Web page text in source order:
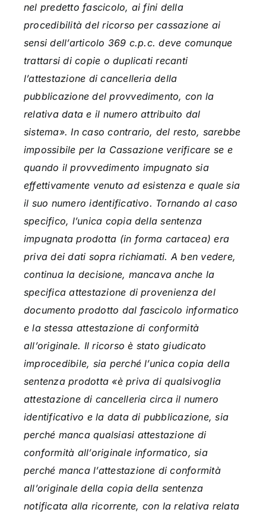
nel predetto fascicolo, ai fini della
procedibilità del ricorso per cassazione ai
sensi dell’articolo 369 c.p.c. deve comunque
trattarsi di copie o duplicati recanti
l’attestazione di cancelleria della
pubblicazione del provvedimento, con la
relativa data e il numero attribuito dal
sistema». In caso contrario, del resto, sarebbe
impossibile per la Cassazione verificare se e
quando il provvedimento impugnato sia
effettivamente venuto ad esistenza e quale sia
il suo numero identificativo. Tornando al caso
specifico, l’unica copia della sentenza
impugnata prodotta (in forma cartacea) era
priva dei dati sopra richiamati. A ben vedere,
continua la decisione, mancava anche la
specifica attestazione di provenienza del
documento prodotto dal fascicolo informatico
e la stessa attestazione di conformità
all’originale. Il ricorso è stato giudicato
improcedibile, sia perché l’unica copia della
sentenza prodotta «è priva di qualsivoglia
attestazione di cancelleria circa il numero
identificativo e la data di pubblicazione, sia
perché manca qualsiasi attestazione di
conformità all’originale informatico, sia
perché manca l’attestazione di conformità
all’originale della copia della sentenza
notificata alla ricorrente, con la relativa relata